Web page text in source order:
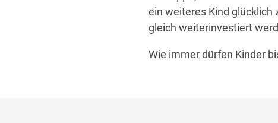
ein weiteres Kind glücklich
gleich weiterinvestiert
Wie immer dürfen Kinder